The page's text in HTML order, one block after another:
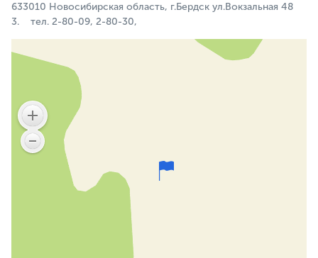
633010 Новосибирская область, г.Бердск ул.Вокзальная 48
3. тел. 2-80-09, 2-80-30,